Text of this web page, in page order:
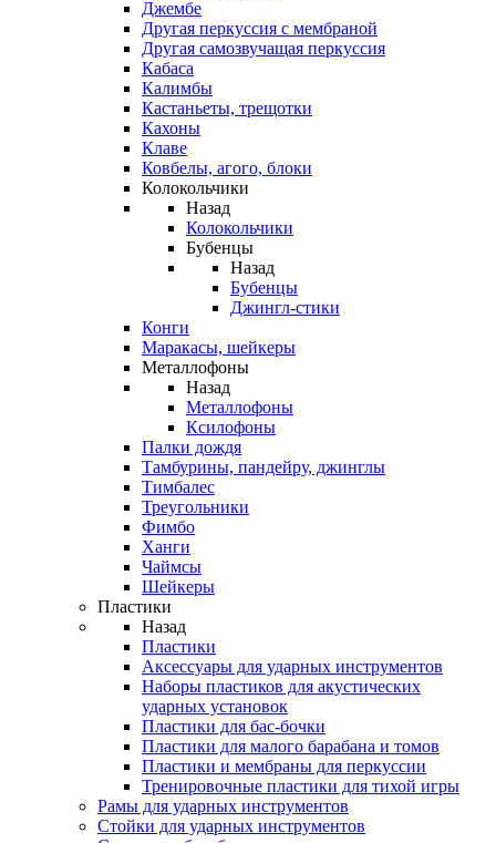
Джембе
Другая перкуссия с мембраной
Другая самозвучащая перкуссия
Кабаса
Калимбы
Кастаньеты, трещотки
Кахоны
Клаве
Ковбелы, агого, блоки
Колокольчики
Назад
Колокольчики
Бубенцы
Назад
Бубенцы
Джингл-стики
Конги
Маракасы, шейкеры
Металлофоны
Назад
Металлофоны
Ксилофоны
Палки дождя
Тамбурины, пандейру, джинглы
Тимбалес
Треугольники
Фимбо
Ханги
Чаймсы
Шейкеры
Пластики
Назад
Пластики
Аксессуары для ударных инструментов
Наборы пластиков для акустических
ударных установок
Пластики для бас-бочки
Пластики для малого барабана и томов
Пластики и мембраны для перкуссии
Тренировочные пластики для тихой игры
Рамы для ударных инструментов
Стойки для ударных инструментов